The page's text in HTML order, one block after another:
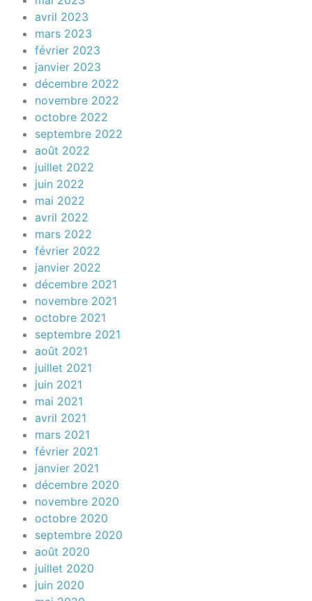
avril 2023
mars 2023
février 2023
janvier 2023
décembre 2022
novembre 2022
octobre 2022
septembre 2022
août 2022
juillet 2022
juin 2022
mai 2022
avril 2022
mars 2022
février 2022
janvier 2022
décembre 2021
novembre 2021
octobre 2021
septembre 2021
août 2021
juillet 2021
juin 2021
mai 2021
avril 2021
mars 2021
février 2021
janvier 2021
décembre 2020
novembre 2020
octobre 2020
septembre 2020
août 2020
juillet 2020
juin 2020